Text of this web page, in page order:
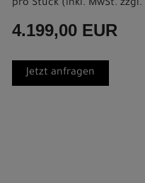
pro Stück (inkl. MwSt. zzgl.
4.199,00 EUR
Jetzt anfragen